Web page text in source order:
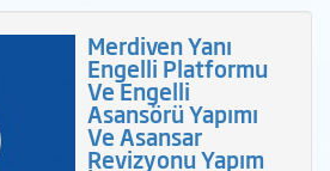
Merdiven Yanı
Engelli Platformu
Ve Engelli
Asansörü Yapımı
Ve Asansar
Revizyonu Yapım